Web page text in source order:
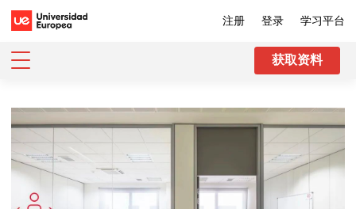
注册 登录 学习平台
获取资料